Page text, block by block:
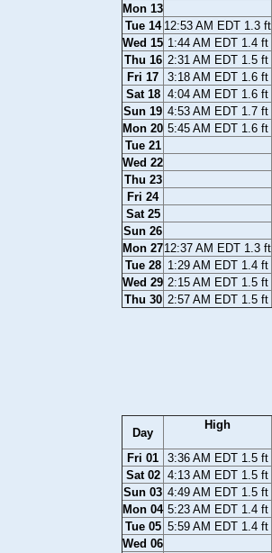
Mon 13
Tue 14 12:53 AM EDT 1.3 ft
Wed 15 1:44 AM EDT 1.4 ft
Thu 16 2:31 AM EDT 1.5 ft
Fri 17
3:18 AM EDT 1.6 ft
Sat 18 4:04 AM EDT 1.6 ft
Sun 19 4:53 AM EDT 1.7 ft
Mon 20 5:45 AM EDT 1.6 ft
Tue 21
Wed 22
Thu 23
Fri 24
Sat 25
Sun 26
Mon 2712:37 AM EDT 1.3 ft
Tue 28 1:29 AM EDT 1.4 ft
Wed 29 2:15 AM EDT 1.5 ft
Thu 30 2:57 AM EDT 1.5 ft
Day
High
Fri 01
3:36 AM EDT 1.5 ft
Sat 02 4:13 AM EDT 1.5 ft
Sun 03 4:49 AM EDT 1.5 ft
Mon 04 5:23 AM EDT 1.4 ft
Tue 05 5:59 AM EDT 1.4 ft
Wed 06